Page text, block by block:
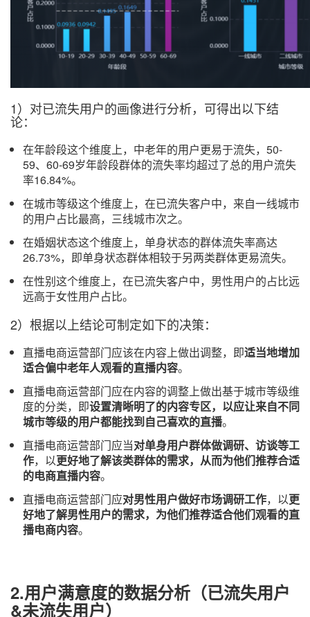
1）对已流失用户的画像进行分析，可得出以下结
论：
在年龄段这个维度上，中老年的用户更易于流失，50-
59、60-69岁年龄段群体的流失率均超过了总的用户流失
率16.84%。
在城市等级这个维度上，在已流失客户中，来自一线城市
的用户占比最高，三线城市次之。
在婚姻状态这个维度上，单身状态的群体流失率高达
26.73%，即单身状态群体相较于另两类群体更易流失。
在性别这个维度上，在已流失客户中，男性用户的占比远
远高于女性用户占比。
2）根据以上结论可制定如下的决策：
直播电商运营部门应该在内容上做出调整，即适当地增加
适合偏中老年人观看的直播内容。
直播电商运营部门应在内容的调整上做出基于城市等级维
度的分类，即设置清晰明了的内容专区，以应让来自不同
城市等级的用户都能找到自己喜欢的直播。
直播电商运营部门应当对单身用户群体做调研、访谈等工
作，以更好地了解该类群体的需求，从而为他们推荐合适
的电商直播内容。
直播电商运营部门应对男性用户做好市场调研工作，以更
好地了解男性用户的需求，为他们推荐适合他们观看的直
播电商内容。
2.用户满意度的数据分析（已流失用户
&未流失用户）